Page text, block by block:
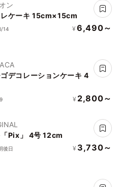
ン
レケーキ 15cm×15cm
14 ¥ 6,490～
デコレーションケーキ 4
¥ 2,800～
Pix」 4号 12cm
後日 ¥ 3,730～